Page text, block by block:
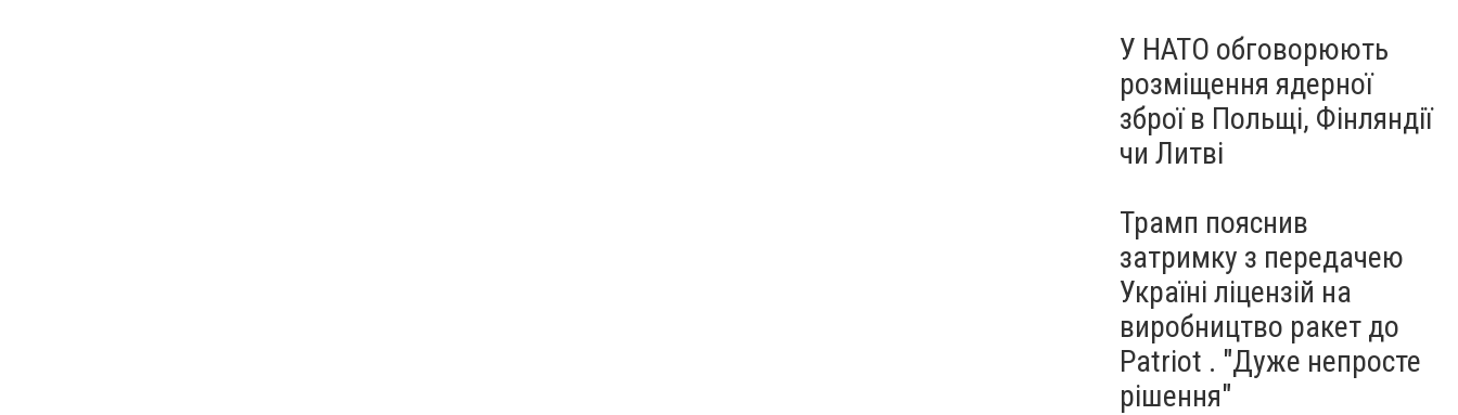
У НАТО обговорюють
розміщення ядерної
зброї в Польщі, Фінляндії
чи Литві
Трамп пояснив
затримку з передачею
Україні ліцензій на
виробництво ракет до
Patriot . "Дуже непросте
рішення"